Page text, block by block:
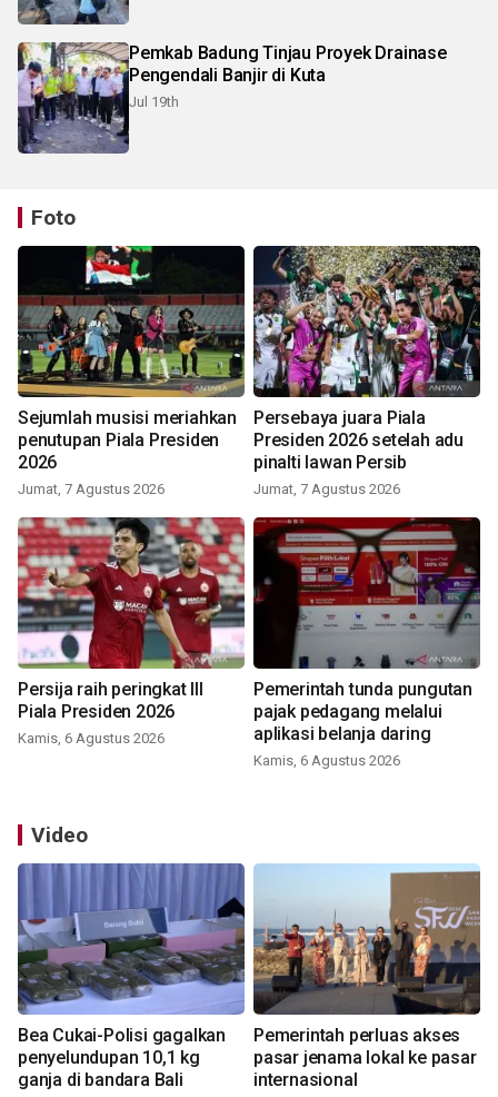
Pemkab Badung Tinjau Proyek Drainase
Pengendali Banjir di Kuta
Jul 19th
Foto
Sejumlah musisi meriahkan
penutupan Piala Presiden
2026
Jumat, 7 Agustus 2026
Persebaya juara Piala
Presiden 2026 setelah adu
pinalti lawan Persib
Jumat, 7 Agustus 2026
Persija raih peringkat III
Piala Presiden 2026
Kamis, 6 Agustus 2026
Pemerintah tunda pungutan
pajak pedagang melalui
aplikasi belanja daring
Kamis, 6 Agustus 2026
Video
Bea Cukai-Polisi gagalkan
penyelundupan 10,1 kg
ganja di bandara Bali
Pemerintah perluas akses
pasar jenama lokal ke pasar
internasional